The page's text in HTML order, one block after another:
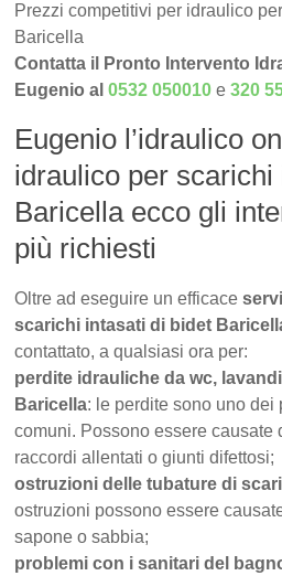
Prezzi competitivi per idraulico
Baricella
Contatta il Pronto Intervento
Eugenio al0532 050010 e320
Eugenio l’idraulico
idraulico per
Baricella ecco gli
più richiesti
Oltre ad eseguire un efficace
scarichi intasati di bidet
contattato, a qualsiasi ora per:
perdite idrauliche da wc,
Baricella: le perdite sono uno
comuni. Possono essere causate
raccordi allentati o giunti difettosi;
ostruzioni delle tubature di
ostruzioni possono essere
sapone o sabbia;
problemi con i sanitari del